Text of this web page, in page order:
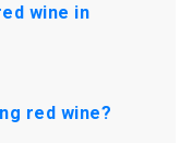
wine in
red wine?